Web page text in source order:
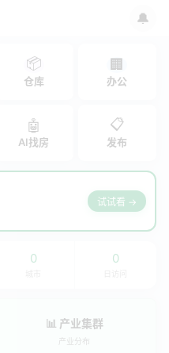
🔔
📦
仓库
🏢
办公
🤖
AI找房
📋
发布
试试看 →
0 0
📊 产业集群
产业分布